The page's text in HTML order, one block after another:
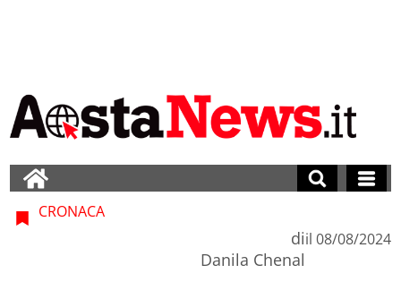
CRONACA
di
Danila Chenal
il 08/08/2024